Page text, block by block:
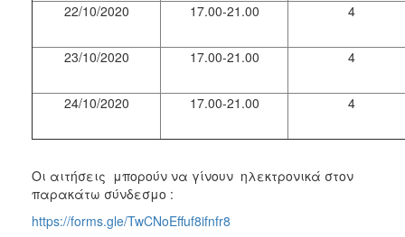
22/10/2020 17.00-21.00 4
23/10/2020 17.00-21.00 4
24/10/2020 17.00-21.00 4
Οι αιτήσεις μπορούν να γίνουν ηλεκτρονικά στον
παρακάτω σύνδεσμο :
https://forms.gle/TwCNoEffuf8ifnfr8